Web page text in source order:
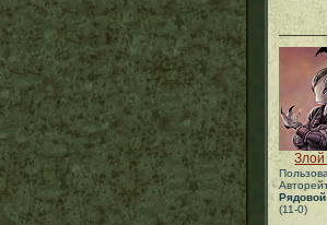
Злой
Рядовой
(11-0)